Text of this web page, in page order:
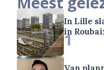
In Lille
in
1